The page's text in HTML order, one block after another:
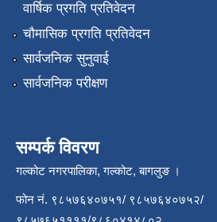
वार्षिक प्रगति प्रतिवेदन
चौमासिक प्रगति प्रतिवेदन
सार्वजनिक सुनुवाई
सार्वजनिक परीक्षण
सम्पर्क विवरण
गल्कोट नगरपालिका, गल्कोट, बागलुङ ।
फोन नं. ९८५७६४०७५१/ ९८५७६४०७५२/